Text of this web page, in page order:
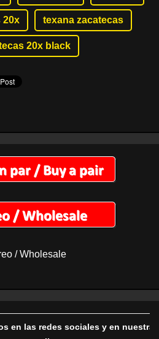
20x texana zacatecas
20x black
/ Wholesale
en las redes sociales y en nuestra